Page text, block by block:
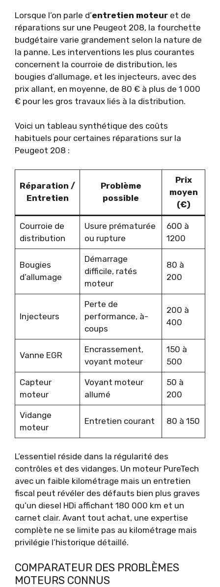
Lorsque l’on parle d’entretien moteur et de
réparations sur une Peugeot 208, la fourchette
budgétaire varie grandement selon la nature de
la panne. Les interventions les plus courantes
concernent la courroie de distribution, les
bougies d’allumage, et les injecteurs, avec des
prix allant, en moyenne, de 80 € à plus de 1 000
€ pour les gros travaux liés à la distribution.
Voici un tableau synthétique des coûts
habituels pour certaines réparations sur la
Peugeot 208 :
Réparation /
Entretien
Problème
possible
Prix
moyen
(€)
Courroie de
distribution
Usure prématurée
ou rupture
600 à
1200
Bougies
d’allumage
Démarrage
difficile, ratés
moteur
80 à
200
Injecteurs
Perte de
performance, à-
coups
200 à
400
Vanne EGR
Encrassement,
voyant moteur
150 à
500
Capteur
moteur
Voyant moteur
allumé
50 à
200
Vidange
moteur
Entretien courant 80 à 150
L’essentiel réside dans la régularité des
contrôles et des vidanges. Un moteur PureTech
avec un faible kilométrage mais un entretien
fiscal peut révéler des défauts bien plus graves
qu’un diesel HDi affichant 180 000 km et un
carnet clair. Avant tout achat, une expertise
complète ne se limite pas au kilométrage mais
privilégie l’historique détaillé.
COMPARATEUR DES PROBLÈMES
MOTEURS CONNUS